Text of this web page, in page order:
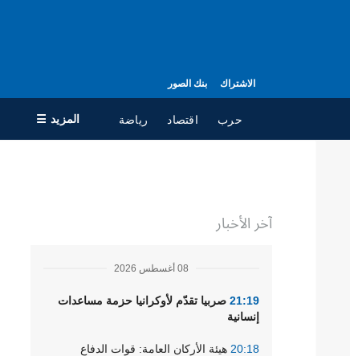
الاشتراك بنك الصور
حرب اقتصاد رياضة المزيد ☰
حرب
تعافي أوكرانيا
الدفاع
آخر الأخبار
08 أغسطس 2026
21:19 صربيا تقدّم لأوكرانيا حزمة مساعدات
إنسانية
20:18 هيئة الأركان العامة: قوات الدفاع